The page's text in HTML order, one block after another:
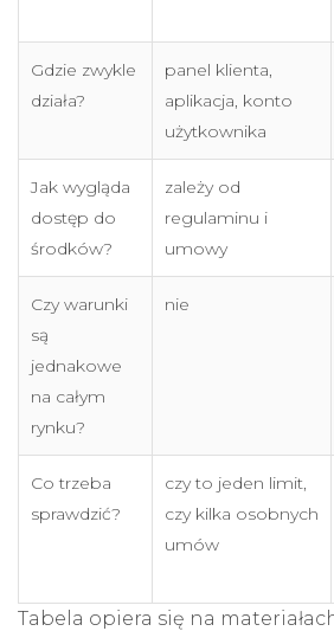
Gdzie zwykle
działa?
panel klienta,
aplikacja, konto
użytkownika
Jak wygląda
dostęp do
środków?
zależy od
regulaminu i
umowy
Czy warunki
są
jednakowe
na całym
rynku?
nie
Co trzeba
sprawdzić?
czy to jeden limit,
czy kilka osobnych
umów
Tabela opiera się na